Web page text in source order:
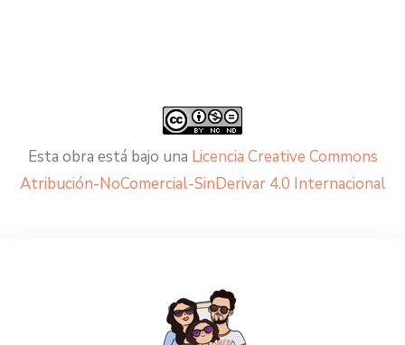
Esta obra está bajo una Licencia Creative Commons
Atribución-NoComercial-SinDerivar 4.0 Internacional